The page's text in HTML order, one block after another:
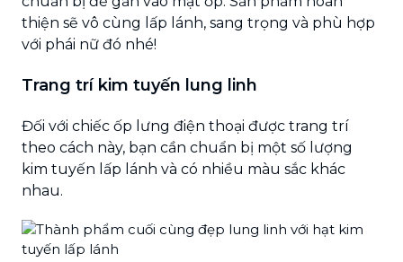
thiện sẽ vô cùng lấp lánh, sang trọng và phù hợp
với phái nữ đó nhé!
Trang trí kim tuyến lung linh
Đối với chiếc ốp lưng điện thoại được trang trí
theo cách này, bạn cần chuẩn bị một số lượng
kim tuyến lấp lánh và có nhiều màu sắc khác
nhau.